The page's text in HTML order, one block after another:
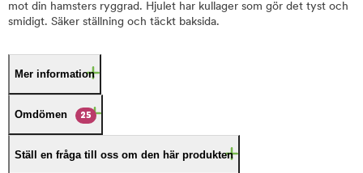
mot din hamsters ryggrad. Hjulet har kullager som gör det tyst och
smidigt. Säker ställning och täckt baksida.
Mer information
Omdömen 25
Ställ en fråga till oss om den här produkten